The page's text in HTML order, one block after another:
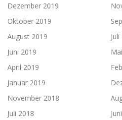
Dezember 2019
Oktober 2019
August 2019
Juni 2019
April 2019
Januar 2019
November 2018
Juli 2018